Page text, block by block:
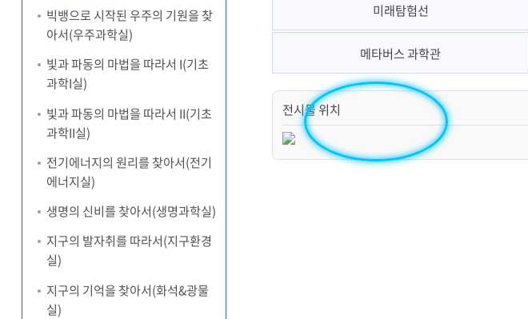
빅뱅으로 시작된 우주의 기원을 찾
아서(우주과학실)
빛과 파동의 마법을 따라서 I(기초
과학I실)
빛과 파동의 마법을 따라서 II(기초
과학II실)
전기에너지의 원리를 찾아서(전기
에너지실)
생명의 신비를 찾아서(생명과학실)
지구의 발자취를 따라서(지구환경
실)
지구의 기억을 찾아서(화석&광물
실)
미래탐험선
메타버스 과학관
전시물 위치